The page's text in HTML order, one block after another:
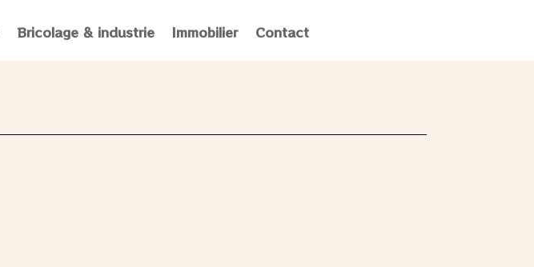
Bricolage & industrie Immobilier Contact